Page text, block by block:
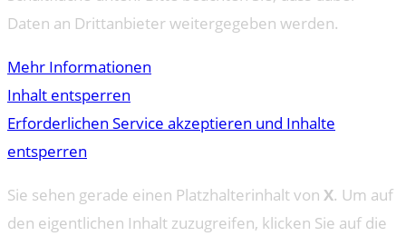
Daten an Drittanbieter weitergegeben werden.
Mehr Informationen
Inhalt entsperren
Erforderlichen Service akzeptieren und Inhalte
entsperren
Sie sehen gerade einen Platzhalterinhalt von X. Um auf
den eigentlichen Inhalt zuzugreifen, klicken Sie auf die